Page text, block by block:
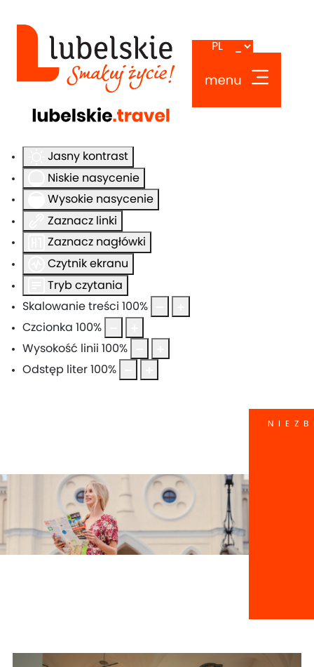
Ułatwienia dostępu
Odwróć kolory
Monochromatyczny
Jasny kontrast
Niskie nasycenie
Wysokie nasycenie
Zaznacz linki
Zaznacz nagłówki
Czytnik ekranu
Tryb czytania
Skalowanie treści 100%
Czcionka 100%
Wysokość linii 100%
Odstęp liter 100%